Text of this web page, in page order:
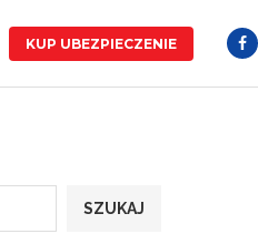
KUP UBEZPIECZENIE
SZUKAJ